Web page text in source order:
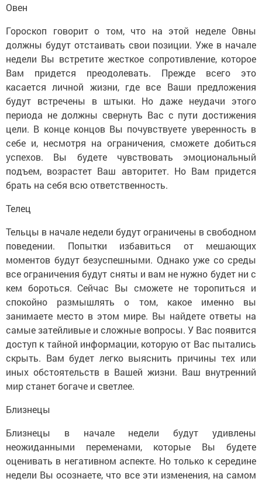
Овен
Гороскоп говорит о том, что на этой неделе Овны
должны будут отстаивать свои позиции. Уже в начале
недели Вы встретите жесткое сопротивление, которое
Вам придется преодолевать. Прежде всего это
касается личной жизни, где все Ваши предложения
будут встречены в штыки. Но даже неудачи этого
периода не должны свернуть Вас с пути достижения
цели. В конце концов Вы почувствуете уверенность в
себе и, несмотря на ограничения, сможете добиться
успехов. Вы будете чувствовать эмоциональный
подъем, возрастет Ваш авторитет. Но Вам придется
брать на себя всю ответственность.
Телец
Тельцы в начале недели будут ограничены в свободном
поведении. Попытки избавиться от мешающих
моментов будут безуспешными. Однако уже со среды
все ограничения будут сняты и вам не нужно будет ни с
кем бороться. Сейчас Вы сможете не торопиться и
спокойно размышлять о том, какое именно вы
занимаете место в этом мире. Вы найдете ответы на
самые затейливые и сложные вопросы. У Вас появится
доступ к тайной информации, которую от Вас пытались
скрыть. Вам будет легко выяснить причины тех или
иных обстоятельств в Вашей жизни. Ваш внутренний
мир станет богаче и светлее.
Близнецы
Близнецы в начале недели будут удивлены
неожиданными переменами, которые Вы будете
оценивать в негативном аспекте. Но только к середине
недели Вы осознаете, что все эти изменения, на самом